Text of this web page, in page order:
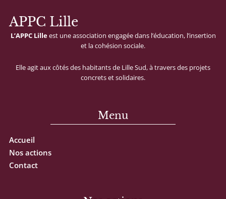
APPC Lille
L’APPC Lilleest uneassociation engagéedans l’éducation, l’insertion
et lacohésion sociale.
Elleagitauxcôtésdes habitantsde LilleSud,àtraversdes projets
concretsetsolidaires.
Menu
Accueil
Nos actions
Contact